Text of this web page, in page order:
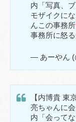
内「写真、
モザイクに
んこの事務所
事務所に怒
— あーやん
【内博貴 東
亮ちゃんに
内「会って